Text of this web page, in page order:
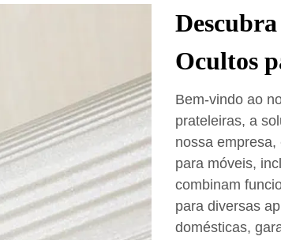
Ocultos
Bem-vindo ao
prateleiras, a
nossa
para móveis,
combinam
para diversas
domésticas,